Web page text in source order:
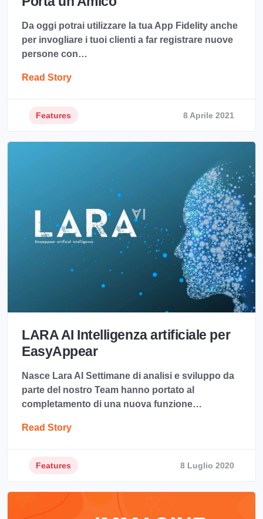
Da oggi potrai utilizzare la tua App Fidelity anche
per invogliare i tuoi clienti a far registrare nuove
persone con…
Read Story
Features 8 Aprile 2021
LARA AI Intelligenza artificiale per
EasyAppear
Nasce Lara AI Settimane di analisi e sviluppo da
parte del nostro Team hanno portato al
completamento di una nuova funzione…
Read Story
Features 8 Luglio 2020